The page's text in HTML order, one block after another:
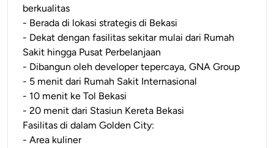
berkualitas
- Berada di lokasi strategis di Bekasi
- Dekat dengan fasilitas sekitar mulai dari Rumah
Sakit hingga Pusat Perbelanjaan
- Dibangun oleh developer tepercaya, GNA Group
- 5 menit dari Rumah Sakit Internasional
- 10 menit ke Tol Bekasi
- 20 menit dari Stasiun Kereta Bekasi
Fasilitas di dalam Golden City:
- Area kuliner